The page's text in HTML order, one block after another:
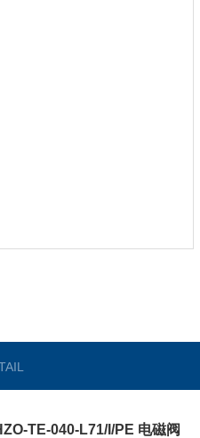
TE-040-L71/I/PE 电磁阀